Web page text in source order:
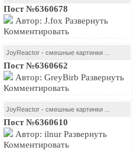
Пост №6360678
Автор: J.fox Развернуть
Комментировать
JoyReactor - смешные картинки ...
Пост №6360662
Автор: GreyBirb Развернуть
Комментировать
JoyReactor - смешные картинки ...
Пост №6360610
Автор: ilnur Развернуть
Комментировать